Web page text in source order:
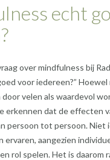
echt
over mindfulness bij
voor iedereen?”
velen als waardevol
erkennen dat de effecten
persoon tot persoon. Niet
ervaren, aangezien
rol spelen. Het is daarom